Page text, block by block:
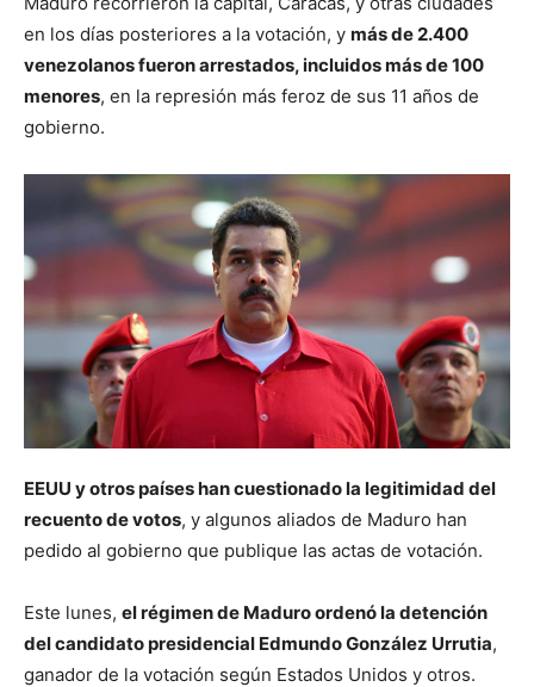
en los días posteriores a la votación, y más de 2.400
venezolanos fueron arrestados, incluidos más de 100
menores, en la represión más feroz de sus 11 años de
gobierno.
EEUU y otros países han cuestionado la legitimidad del
recuento de votos, y algunos aliados de Maduro han
pedido al gobierno que publique las actas de votación.
Este lunes, el régimen de Maduro ordenó la detención
del candidato presidencial Edmundo González Urrutia,
ganador de la votación según Estados Unidos y otros.